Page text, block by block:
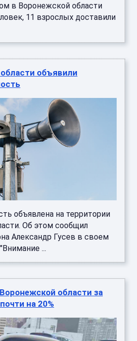
в Воронежской области
11 взрослых доставили
объявили
объявлена на территории
Об этом сообщил
Александр Гусев в своем
...
области за
на 20%